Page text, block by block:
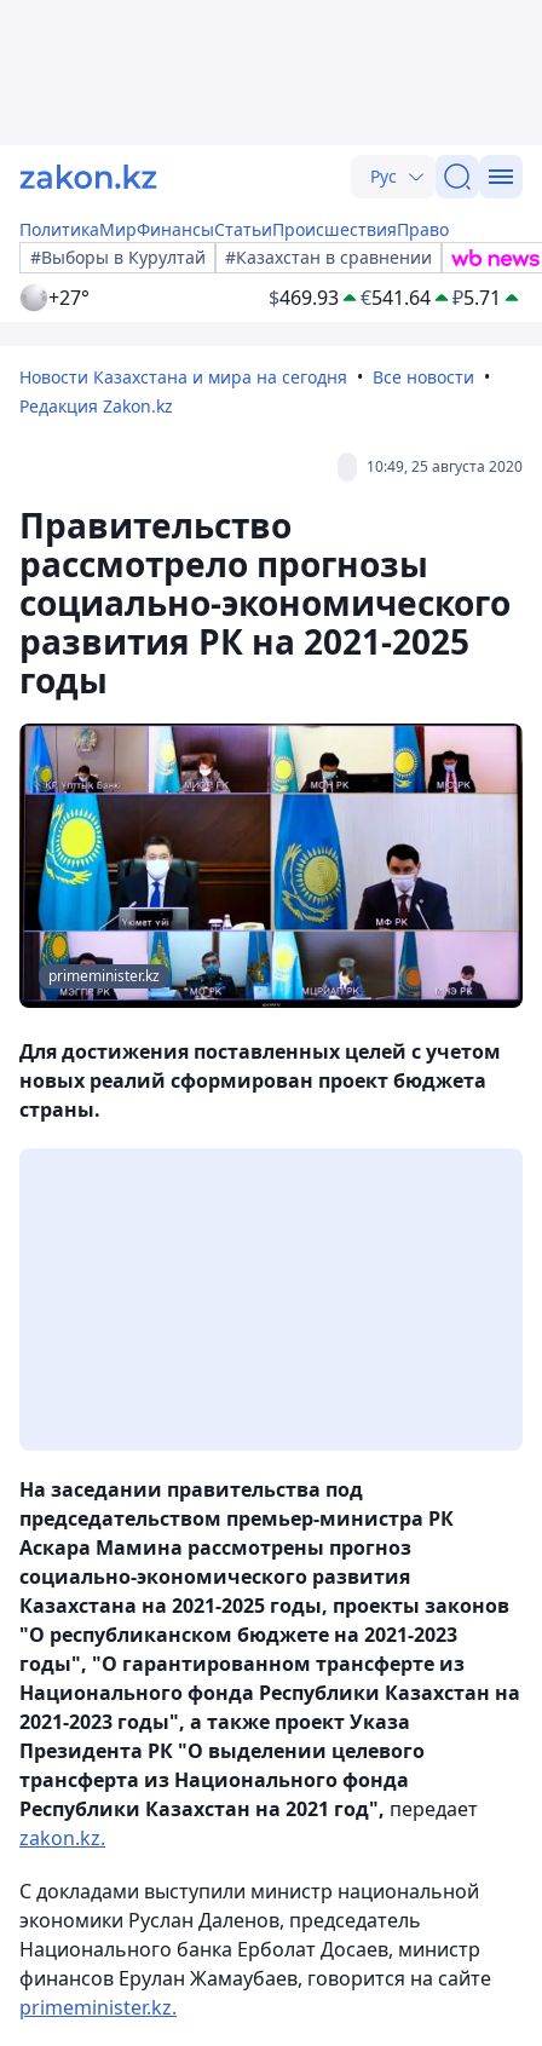
Рус
ПолитикаМирФинансыСтатьиПроисшествияПраво
#Выборы в Курултай
#Казахстан в сравнении
+27° $469.93 €541.64 ₽5.71
Новости Казахстана и мира на сегодня
Все новости
Редакция Zakon.kz
10:49, 25 августа 2020
Правительство
рассмотрело прогнозы
социально-экономического
развития РК на 2021-2025
годы
primeminister.kz
Для достижения поставленных целей с учетом
новых реалий сформирован проект бюджета
страны.
На заседании правительства под
председательством премьер-министра РК
Аскара Мамина рассмотрены прогноз
социально-экономического развития
Казахстана на 2021-2025 годы, проекты законов
"О республиканском бюджете на 2021-2023
годы", "О гарантированном трансферте из
Национального фонда Республики Казахстан на
2021-2023 годы", а также проект Указа
Президента РК "О выделении целевого
трансферта из Национального фонда
Республики Казахстан на 2021 год", передает
zakon.kz.
С докладами выступили министр национальной
экономики Руслан Даленов, председатель
Национального банка Ерболат Досаев, министр
финансов Ерулан Жамаубаев, говорится на сайте
primeminister.kz.